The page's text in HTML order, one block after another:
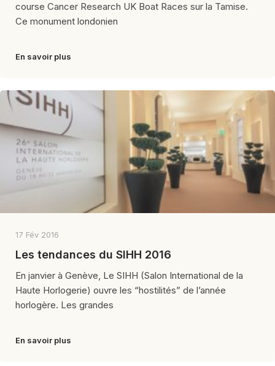
course Cancer Research UK Boat Races sur la Tamise.
Ce monument londonien
En savoir plus
17 Fév 2016
Les tendances du SIHH 2016
En janvier à Genève, Le SIHH (Salon International de la
Haute Horlogerie) ouvre les “hostilités” de l’année
horlogère. Les grandes
En savoir plus